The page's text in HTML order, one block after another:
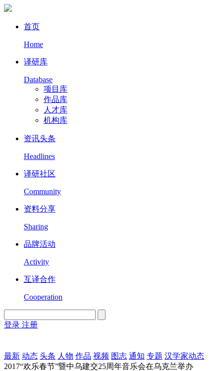
首页
Home
译研库
Database
项目库
作品库
人才库
机构库
资讯头条
Headlines
译研社区
Community
资料分享
Sharing
品牌活动
Activity
互译合作
Cooperation
登录 注册
最新 动态 头条 人物 作品 视频 图志 通知 专题 汉学家动态
2017“欢乐春节”暨中乌建交25周年音乐会在乌克兰举办